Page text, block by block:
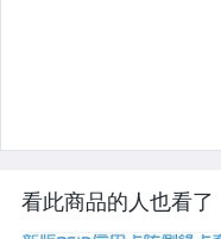
看此商品的人也看了